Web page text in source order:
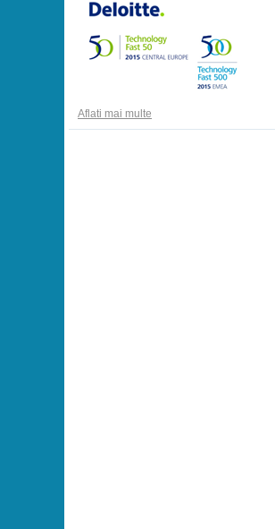
Aflati mai multe